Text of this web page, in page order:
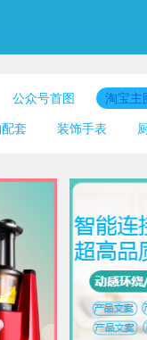
公众号首图
淘宝主
历 淘宝详情页
套 装饰手表